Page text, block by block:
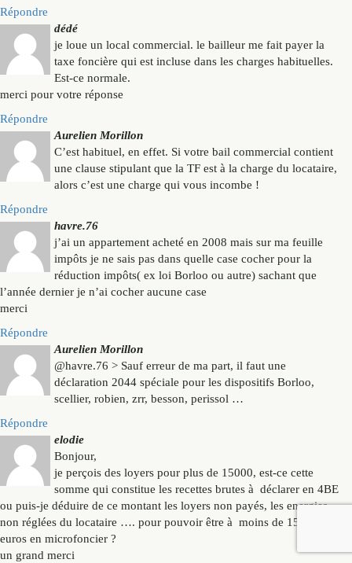
Répondre
dédé
je loue un local commercial. le bailleur me fait payer la
taxe foncière qui est incluse dans les charges habituelles.
Est-ce normale.
merci pour votre réponse
Répondre
Aurelien Morillon
C’est habituel, en effet. Si votre bail commercial contient
une clause stipulant que la TF est à la charge du locataire,
alors c’est une charge qui vous incombe !
Répondre
havre.76
j’ai un appartement acheté en 2008 mais sur ma feuille
impôts je ne sais pas dans quelle case cocher pour la
réduction impôts( ex loi Borloo ou autre) sachant que
l’année dernier je n’ai cocher aucune case
merci
Répondre
Aurelien Morillon
@havre.76 > Sauf erreur de ma part, il faut une
déclaration 2044 spéciale pour les dispositifs Borloo,
scellier, robien, zrr, besson, perissol …
Répondre
elodie
Bonjour,
je perçois des loyers pour plus de 15000, est-ce cette
somme qui constitue les recettes brutes à déclarer en 4BE
ou puis-je déduire de ce montant les loyers non payés, les energies
non réglées du locataire …. pour pouvoir être à moins de 15000
euros en microfoncier ?
un grand merci